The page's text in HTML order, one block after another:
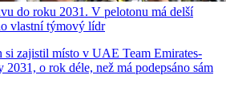
do roku 2031. V pelotonu má delší
vlastní týmový lídr
si zajistil místo v UAE Team Emirates-
o rok déle, než má podepsáno sám